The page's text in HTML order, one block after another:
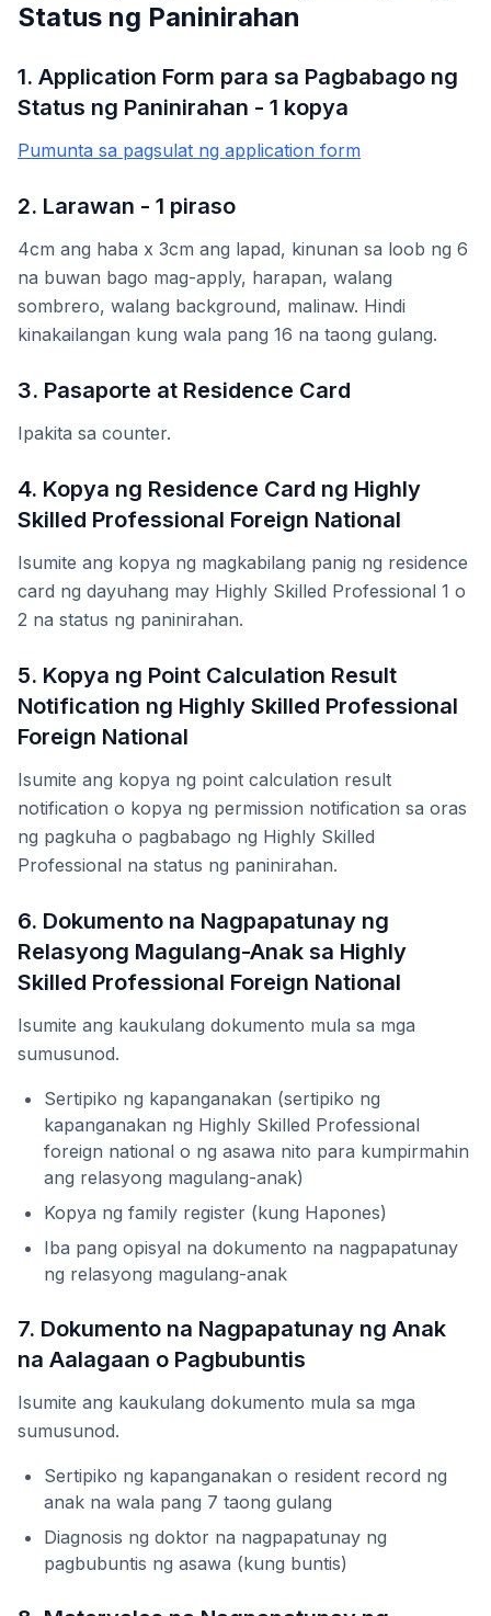
Status ng Paninirahan
1. Application Form para sa Pagbabago ng
Status ng Paninirahan - 1 kopya
Pumunta sa pagsulat ng application form
2. Larawan - 1 piraso
4cm ang haba x 3cm ang lapad, kinunan sa loob ng 6
na buwan bago mag-apply, harapan, walang
sombrero, walang background, malinaw. Hindi
kinakailangan kung wala pang 16 na taong gulang.
3. Pasaporte at Residence Card
Ipakita sa counter.
4. Kopya ng Residence Card ng Highly
Skilled Professional Foreign National
Isumite ang kopya ng magkabilang panig ng residence
card ng dayuhang may Highly Skilled Professional 1 o
2 na status ng paninirahan.
5. Kopya ng Point Calculation Result
Notification ng Highly Skilled Professional
Foreign National
Isumite ang kopya ng point calculation result
notification o kopya ng permission notification sa oras
ng pagkuha o pagbabago ng Highly Skilled
Professional na status ng paninirahan.
6. Dokumento na Nagpapatunay ng
Relasyong Magulang-Anak sa Highly
Skilled Professional Foreign National
Isumite ang kaukulang dokumento mula sa mga
sumusunod.
Sertipiko ng kapanganakan (sertipiko ng
kapanganakan ng Highly Skilled Professional
foreign national o ng asawa nito para kumpirmahin
ang relasyong magulang-anak)
Kopya ng family register (kung Hapones)
Iba pang opisyal na dokumento na nagpapatunay
ng relasyong magulang-anak
7. Dokumento na Nagpapatunay ng Anak
na Aalagaan o Pagbubuntis
Isumite ang kaukulang dokumento mula sa mga
sumusunod.
Sertipiko ng kapanganakan o resident record ng
anak na wala pang 7 taong gulang
Diagnosis ng doktor na nagpapatunay ng
pagbubuntis ng asawa (kung buntis)